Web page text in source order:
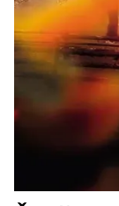
Název
CookieScriptConsent